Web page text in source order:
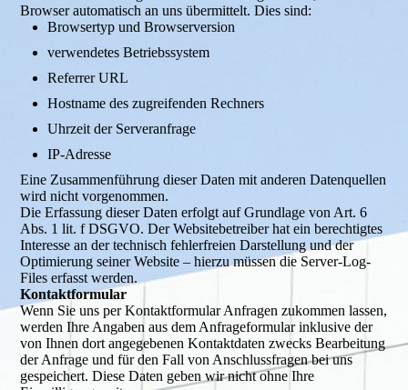
Browser automatisch an uns übermittelt. Dies sind:
Browsertyp und Browserversion
verwendetes Betriebssystem
Referrer URL
Hostname des zugreifenden Rechners
Uhrzeit der Serveranfrage
IP-Adresse
Eine Zusammenführung dieser Daten mit anderen Datenquellen
wird nicht vorgenommen.
Die Erfassung dieser Daten erfolgt auf Grundlage von Art. 6
Abs. 1 lit. f DSGVO. Der Websitebetreiber hat ein berechtigtes
Interesse an der technisch fehlerfreien Darstellung und der
Optimierung seiner Website – hierzu müssen die Server-Log-
Files erfasst werden.
Kontaktformular
Wenn Sie uns per Kontaktformular Anfragen zukommen lassen,
werden Ihre Angaben aus dem Anfrageformular inklusive der
von Ihnen dort angegebenen Kontaktdaten zwecks Bearbeitung
der Anfrage und für den Fall von Anschlussfragen bei uns
gespeichert. Diese Daten geben wir nicht ohne Ihre